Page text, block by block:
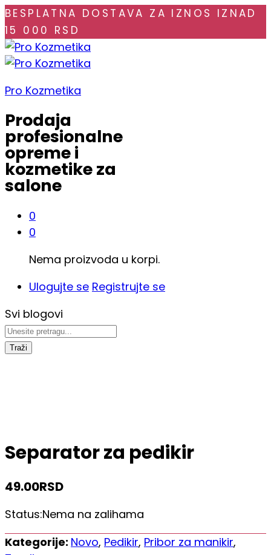
BESPLATNA DOSTAVA ZA IZNOS IZNAD
15 000 RSD
Pro Kozmetika
Prodaja
profesionalne
opreme i
kozmetike za
salone
0
0
Nema proizvoda u korpi.
Ulogujte se Registrujte se
Svi blogovi
Traži
Separator za pedikir
49.00RSD
Status:Nema na zalihama
Kategorije: Novo, Pedikir, Pribor za manikir,